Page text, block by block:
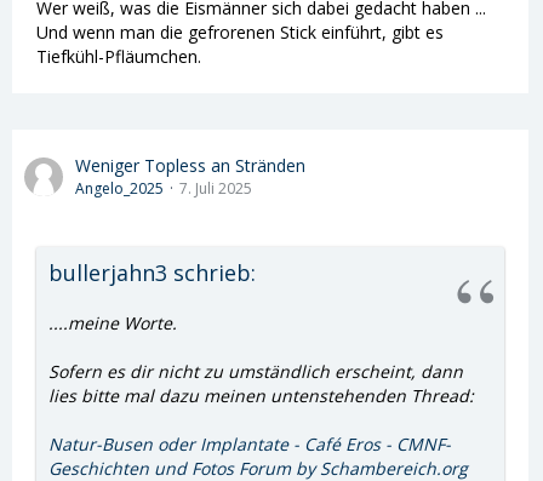
Und die Behandlung musste wieder unterbrochen
werden. 😂😂. Es glich einem Geduldsspiel diesen
kleinen fiesen Gummischlauch der aus meinem
Ziehen in meiner rechten Flanke durch den Penis
gezogen wurde.
1000 Punkte beim Tetris gewonnen🥇
„So geschafft das war’s!“
Hab dann noch ein Lob bekommen und wurde noch
fein säuberlich trocken gewischt.
Noch drei Tage wurde ich immer mit einem
ziehenden Schmerz beim Pinkeln an die illustre
Runde erinnert.
„Autsch!“
Wer weiß, was die Eismänner sich dabei gedacht haben ...
Und wenn man die gefrorenen Stick einführt, gibt es
Tiefkühl-Pfläumchen.
Weniger Topless an Stränden
Angelo_2025 7. Juli 2025
bullerjahn3 schrieb:
....meine Worte.
Sofern es dir nicht zu umständlich erscheint, dann
lies bitte mal dazu meinen untenstehenden Thread:
Natur-Busen oder Implantate - Café Eros - CMNF-
Geschichten und Fotos Forum by Schambereich.org